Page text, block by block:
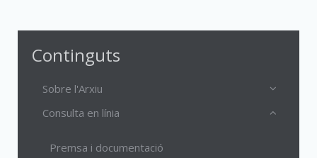
Continguts
Sobre l'Arxiu
Consulta en línia
Premsa i documentació